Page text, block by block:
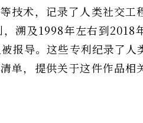
技术，记录了人类社交工
溯及1998年左右到2018
报导。这些专利纪录了人
单，提供关于这件作品相